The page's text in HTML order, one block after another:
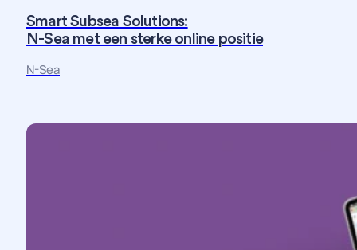
Smart Subsea Solutions:
N-Sea met een sterke online positie
N-SeaFotografie